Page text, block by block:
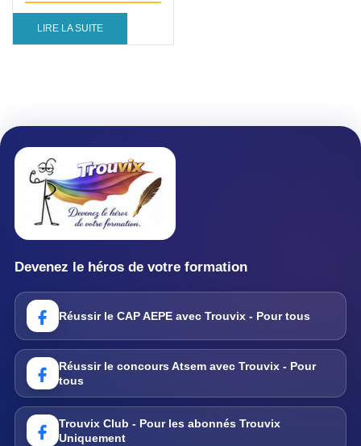
LIRE LA SUITE
Devenez le héros de votre formation
Réussir le CAP AEPE avec Trouvix - Pour tous
Réussir le concours Atsem avec Trouvix - Pour
tous
Trouvix Club - Pour les abonnés Trouvix
Uniquement